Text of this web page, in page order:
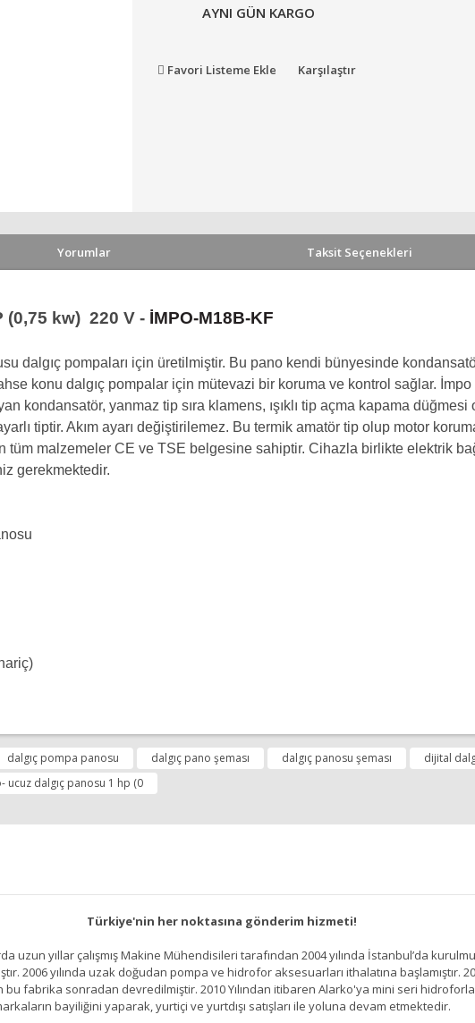
AYNI GÜN KARGO
Favori Listeme Ekle Karşılaştır
Yorumlar Taksit Seçenekleri
(0,75 kw) 220 V - İMPO-M18B-KF
dalgıç pompaları için üretilmiştir. Bu pano kendi bünyesinde
konu dalgıç pompalar için mütevazi bir koruma ve kontrol sağlar. İmpo
kondansatör, yanmaz tip sıra klamens, ışıklı tip açma kapama
tiptir. Akım ayarı değiştirilemez. Bu termik amatör tip olup motor
tüm malzemeler CE ve TSE belgesine sahiptir. Cihazla birlikte elektrik
gerekmektedir.
Bu ürüne ilk yorumu siz yapın!
diğer konularda yetersiz gördüğünüz noktaları öneri formunu kullanarak tarafımıza
Gönder
dalgıç pompa panosu dalgıç pano şeması dalgıç panosu şeması dijital
ucuz dalgıç panosu 1 hp (0
Türkiye'nin her noktasına gönderim hizmeti!
uzun yıllar çalışmış Makine Mühendisileri tarafından 2004 yılında İstanbul’da
2006 yılında uzak doğudan pompa ve hidrofor aksesuarları ithalatına başlamıştır.
fabrika sonradan devredilmiştir. 2010 Yılından itibaren Alarko'ya mini seri
bayiliğini yaparak, yurtiçi ve yurtdışı satışları ile yoluna devam etmektedir.